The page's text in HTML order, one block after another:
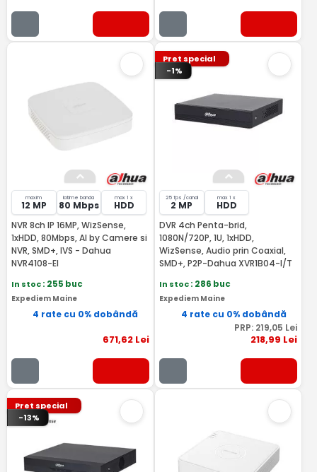
maxim
12 MP
latime banda
80 Mbps
max 1 x
HDD
NVR 8ch IP 16MP, WizSense,
1xHDD, 80Mbps, AI by Camere si
NVR, SMD+, IVS - Dahua
NVR4108-EI
In stoc: 255 buc
Expediem Maine
4 rate cu 0% dobândă
671,62Lei
Pret special
-1%
25 fps /canal
2 MP
max 1 x
HDD
DVR 4ch Penta-brid,
1080N/720P, 1U, 1xHDD,
WizSense, Audio prin Coaxial,
SMD+, P2P-Dahua XVR1B04-I/T
In stoc: 286 buc
Expediem Maine
4 rate cu 0% dobândă
PRP: 219,05 Lei
218,99 Lei
Pret special
-13%